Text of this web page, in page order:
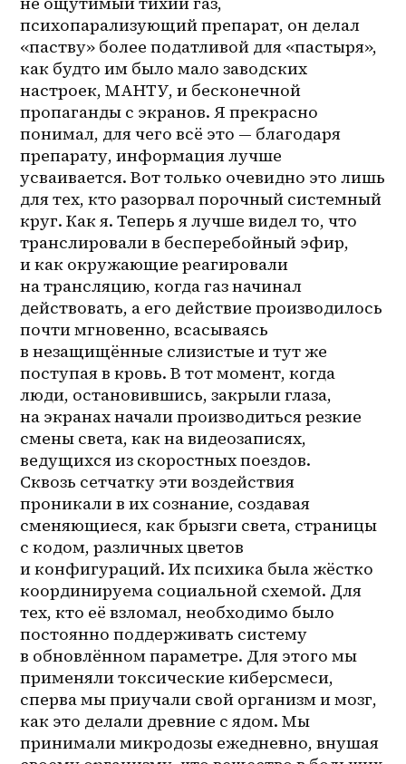
психопарализующий препарат, он делал
«паству» более податливой для «пастыря»,
как будто им было мало заводских
настроек, МАНТУ, и бесконечной
пропаганды с экранов. Я прекрасно
понимал, для чего всё это — благодаря
препарату, информация лучше
усваивается. Вот только очевидно это лишь
для тех, кто разорвал порочный системный
круг. Как я. Теперь я лучше видел то, что
транслировали в бесперебойный эфир,
и как окружающие реагировали
на трансляцию, когда газ начинал
действовать, а его действие производилось
почти мгновенно, всасываясь
в незащищённые слизистые и тут же
поступая в кровь. В тот момент, когда
люди, остановившись, закрыли глаза,
на экранах начали производиться резкие
смены света, как на видеозаписях,
ведущихся из скоростных поездов.
Сквозь сетчатку эти воздействия
проникали в их сознание, создавая
сменяющиеся, как брызги света, страницы
с кодом, различных цветов
и конфигураций. Их психика была жёстко
координируема социальной схемой. Для
тех, кто её взломал, необходимо было
постоянно поддерживать систему
в обновлённом параметре. Для этого мы
применяли токсические киберсмеси,
сперва мы приучали свой организм и мозг,
как это делали древние с ядом. Мы
принимали микродозы ежедневно, внушая